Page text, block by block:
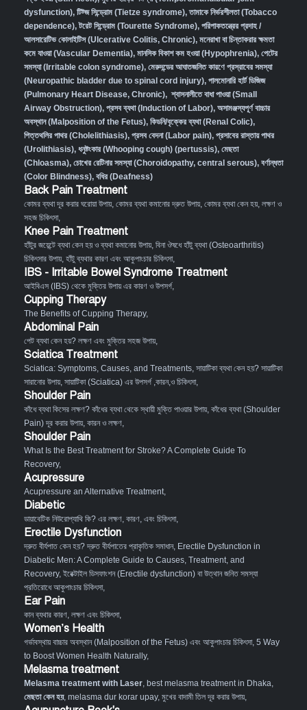
dysfunction), টিট্জ সিন্ড্রোম (Tietze syndrome),তামাকে নির্ভরশীলতা (Tobacco
dependence),টরেট সিন্ড্রোম (Tourette Syndrome), পরিপাকতন্ত্রের প্রদাহ /
আলসারেটিভ কোলাইটিস (Ulcerative Colitis, Chronic), মনেরাখা বা চিন্তাকরার ক্ষমতা
কমে যাওয়া (Vascular Dementia), মানসিক বিকাশ কম হওয়া (Hypophrenia), পেটের
সমস্যা (Irritable colon syndrome), মেরুদন্ডের আঘাতজনিত কারণে প্রস্রাবের সমস্যা
(Neuropathic bladder due to spinal cord injury), পালমোনারি হার্ট ডিজিজ
(Pulmonary Heart Disease, Chronic),শ্বাসনালীতে বাধা পাওয়া (Small
Airway Obstruction), প্রসব ব্যথা (Induction of Labor), অসামঞ্জস্যপূর্ণ বাচ্চার
অবস্থান (Malposition of the Fetus), কিডনি/বৃক্কের ব্যথা (Renal Colic),
পিত্তথলির পাথর (Cholelithiasis), প্রসব বেদনা (Labor pain), প্রসাবের রাস্তায় পাথর
(Urolithiasis), ধনুষ্টংকার (Whooping cough) (pertussis), মেছতা
(Chloasma), চোখের রেটিনার সমস্যা (Choroidopathy, central serous), বর্ণান্ধতা
(Color Blindness), বধির (Deafness)
Back Pain Treatment
কোমর ব্যথা দূর করার ঘরোয়া উপায়, কোমর ব্যথা কমানোর দ্রুত উপায়, কোমর ব্যথা কেন হয়, লক্ষণ ও
সহজ চিকিৎসা,
Knee Pain Treatment
হাঁটুর জয়েন্টে ব্যথা কেন হয় ও ব্যথা কমানোর উপায়, বিনা ঔষধে হাঁটু ব্যথা (Osteoarthritis)
চিকিৎসার উপায়, হাঁটু ব্যথার কারণ এবং আকুপাংচার চিকিৎসা,
IBS - Irritable Bowel Syndrome Treatment
আইবিএস (IBS) থেকে মুক্তির উপায় এর কারণ ও উপসর্গ,
Cupping Therapy
The Benefits of Cupping Therapy,
Abdominal Pain
পেট ব্যথা কেন হয়? লক্ষণ এবং মুক্তির সহজ উপায়,
Sciatica Treatment
Sciatica: Symptoms, Causes, and Treatments, সায়াটিকা ব্যথা কেন হয়? সায়াটিকা
সারানোর উপায়, সায়াটিকা (Sciatica) এর উপসর্গ ,কারন,ও চিকিৎসা,
Shoulder Pain
কাঁধে ব্যথা কিসের লক্ষণ? কাঁধের ব্যথা থেকে স্থায়ী মুক্তি পাওয়ার উপায়, কাঁধের ব্যথা (Shoulder
Pain) দূর করার উপায়, কারন ও লক্ষণ,
Shoulder Pain
What Is the Best Treatment for Stroke? A Complete Guide To
Recovery,
Acupressure
Acupressure an Alternative Treatment,
Diabetic
ডায়াবেটিক নিউরোপ্যাথি কি? এর লক্ষণ, কারণ, এবং চিকিৎসা,
Erectile Dysfunction
দ্রুত বীর্যপাত কেন হয়? দ্রুত বীর্যপাতের প্রাকৃতিক সমাধান, Erectile Dysfunction in
Diabetic Men: A Complete Guide to Causes, Treatment, and
Recovery, ইরেক্টাইল ডিসফাংশন (Erectile dysfunction) বা উত্থান জনিত সমস্যা
প্রতিরোধে আকুপাংচার চিকিৎসা,
Ear Pain
কান ব্যথার কারণ, লক্ষণ এবং চিকিৎসা,
Women’s Health
গর্ভাবস্থায় বাচ্চার অবস্থান (Malposition of the Fetus) এবং আকুপাংচার চিকিৎসা, 5 Way
to Boost Women Health Naturally,
Melasma treatment
Melasma treatment with Laser, best melasma treatment in Dhaka,
মেছতা কেন হয়, melasma dur korar upay, মুখের বাদামী তিল দূর করার উপায়,